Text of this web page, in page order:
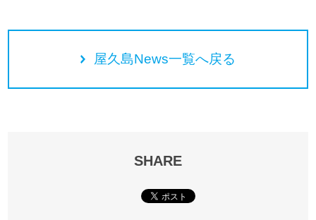
屋久島News一覧へ戻る
SHARE